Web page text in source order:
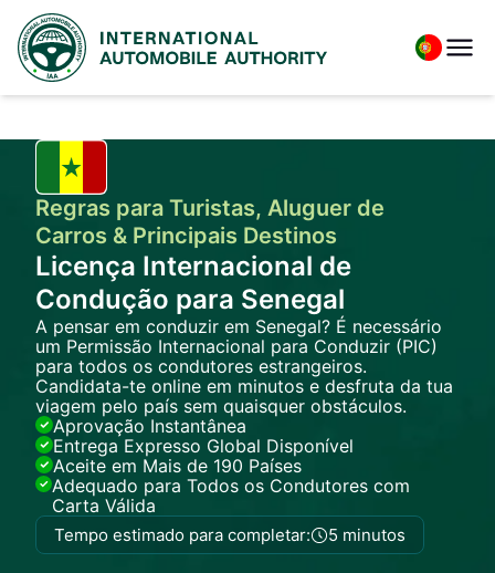
Regras para Turistas, Aluguer de
Carros & Principais Destinos
Licença Internacional de
Condução para Senegal
A pensar em conduzir em Senegal? É necessário
um Permissão Internacional para Conduzir (PIC)
para todos os condutores estrangeiros.
Candidata-te online em minutos e desfruta da tua
viagem pelo país sem quaisquer obstáculos.
Aprovação Instantânea
Entrega Expresso Global Disponível
Aceite em Mais de 190 Países
Adequado para Todos os Condutores com
Carta Válida
Tempo estimado para completar: 5 minutos